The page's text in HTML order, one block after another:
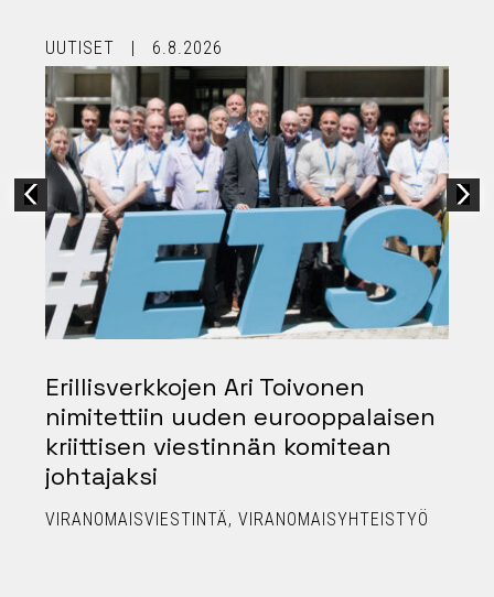
UUTISET 6.8.2026
Erillisverkkojen Ari Toivonen
nimitettiin uuden eurooppalaisen
kriittisen viestinnän komitean
johtajaksi
VIRANOMAISVIESTINTÄ VIRANOMAISYHTEISTYÖ